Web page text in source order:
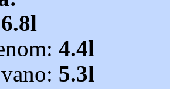
6.8l
4.4l
5.3l